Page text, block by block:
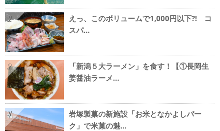
2
えっ、このボリュームで1,000円以下?! コ
スパ…
3
「新潟５大ラーメン」を食す！【①長岡生
姜醤油ラーメ…
4
岩塚製菓の新施設「お米となかよしパー
ク」で米菓の魅…